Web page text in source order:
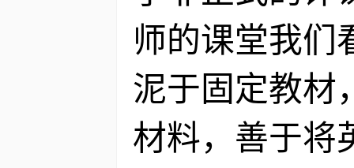
师的课堂我们
泥于固定教材
材料，善于将